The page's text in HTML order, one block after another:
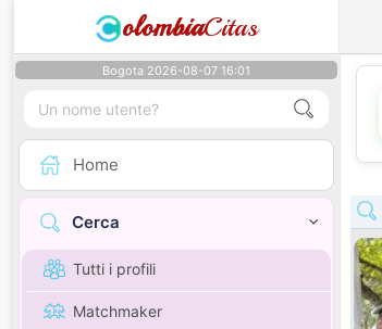
olombiaCitas
Bogota 2026-08-07 16:01
Home
Cerca
Tutti i profili
Matchmaker